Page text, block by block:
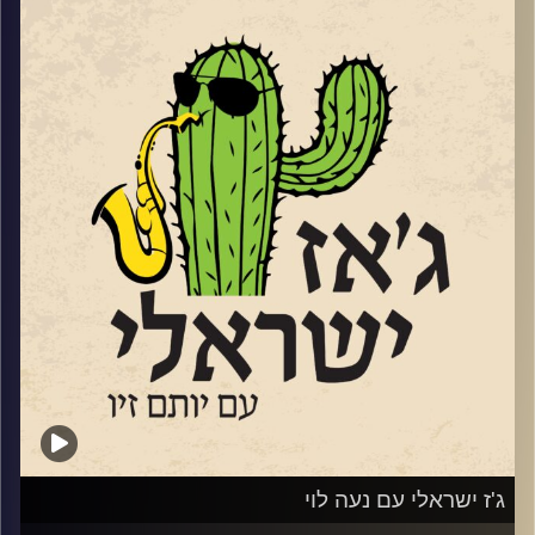
גיא מינטוס טריו
רענן חבושה קוורטט (עם יאיר דלאל)
רביעיית הג׳אז מינואט
אטמפו (עם מתן קליין)
קרדיט תמונות: רותם בר-אילן
בפעם ה – 17 פסטיבל הולגאב ליצירה ישראלית-אתיופית,
בבית הקונפדרציה בירושלים בניהולו האומנותי של אפי בניה.
מופע הסיום שלו ב 25.6 יוקדש לאבבה מלסה, מהמלחינים
הבולטים בהיסטוריה של המוזיקה האתיופית, מי שהלחין יותר
מאלפיים שירים וחי בישראל שנים רבות. במופע יופיעו אחיו
של אבבה, זמנה מלסה, הזמר הצעיר מוסה אבבה, בנו של
המלחין. שוחחנו ושמענו את השירה של זמנה.
שוחחנו גם עם הפסנתרן גלעד שמעיה לקראתמופע טריו
בבית כנסת "יקר" בתל אביב.
בהמשך שמענו סינגל מתוך האלבום החדש של טל משיח,
בהשתתפות ענת כהן.
וגם, מתוך אלבום הדואט של יותם זילברשטיין והבסיסט רון
וסיימו עם סינגל מתוך אלבומו החדש והמשובח של
ג'ז ישראלי עם נעה לוי